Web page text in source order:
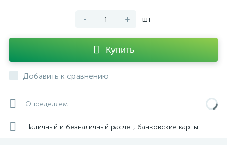
- + шт
Купить
Добавить к сравнению
Определяем...
Наличный и безналичный расчет, банковские карты